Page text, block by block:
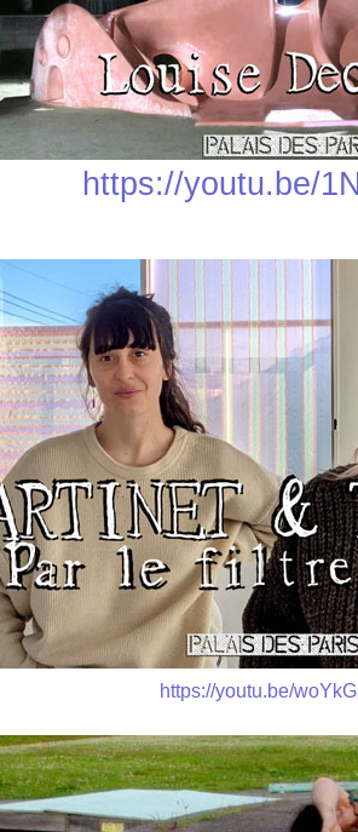
https://youtu.be/
https://youtu.be/